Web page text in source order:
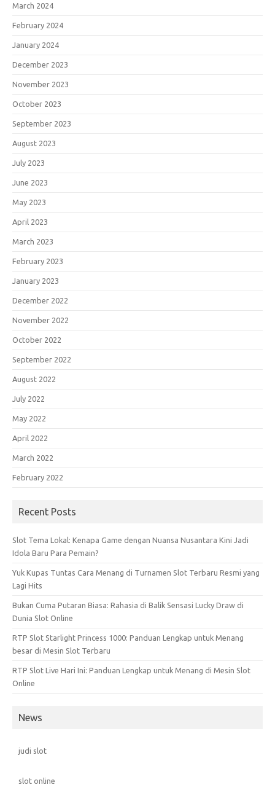
March 2024
February 2024
January 2024
December 2023
November 2023
October 2023
September 2023
August 2023
July 2023
June 2023
May 2023
April 2023
March 2023
February 2023
January 2023
December 2022
November 2022
October 2022
September 2022
August 2022
July 2022
May 2022
April 2022
March 2022
February 2022
Recent Posts
Slot Tema Lokal: Kenapa Game dengan Nuansa Nusantara Kini Jadi
Idola Baru Para Pemain?
Yuk Kupas Tuntas Cara Menang di Turnamen Slot Terbaru Resmi yang
Lagi Hits
Bukan Cuma Putaran Biasa: Rahasia di Balik Sensasi Lucky Draw di
Dunia Slot Online
RTP Slot Starlight Princess 1000: Panduan Lengkap untuk Menang
besar di Mesin Slot Terbaru
RTP Slot Live Hari Ini: Panduan Lengkap untuk Menang di Mesin Slot
Online
News
judi slot
slot online